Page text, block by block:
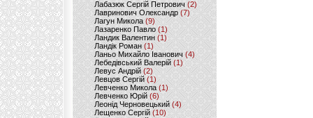
Лабазюк Сергій Петрович (2)
Лавринович Олександр(7)
Лагун Микола(9)
Лазаренко Павло (1)
Ландик Валентин (1)
Ландік Роман (1)
Ланьо Михайло Іванович(4)
Лебедівський Валерій(1)
Левус Андрій(2)
Левцов Сергій (1)
Левченко Микола (1)
Левченко Юрій (6)
Леонід Черновецький (4)
Лещенко Сергій (10)